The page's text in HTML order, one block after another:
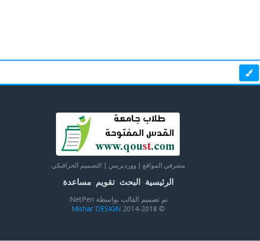
مشرفي المواقع | ووردبريس | التصميم الجرافيكي
الرئيسية · البحث ·تقويم ·مساعدة
تم تصميم القالب بواسطة NetPen:
© 2014-2018